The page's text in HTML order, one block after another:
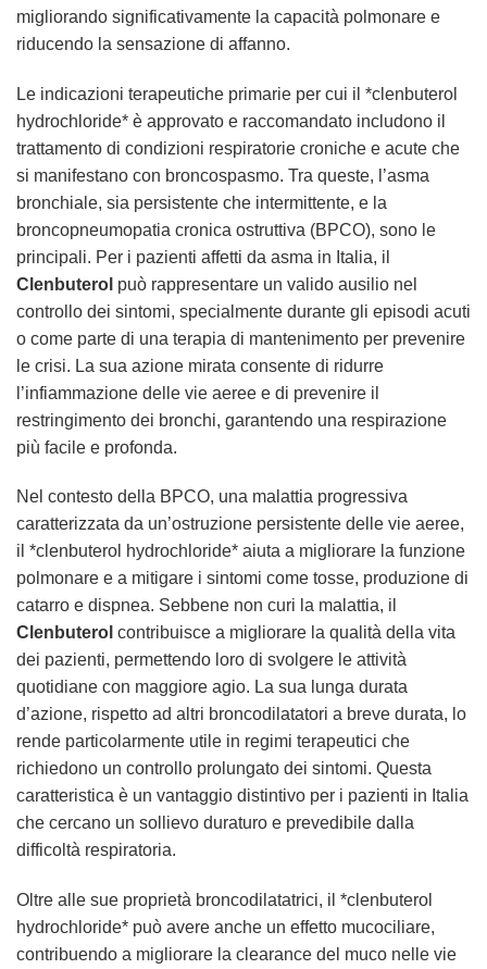
migliorando significativamente la capacità polmonare e
riducendo la sensazione di affanno.
Le indicazioni terapeutiche primarie per cui il *clenbuterol
hydrochloride* è approvato e raccomandato includono il
trattamento di condizioni respiratorie croniche e acute che
si manifestano con broncospasmo. Tra queste, l’asma
bronchiale, sia persistente che intermittente, e la
broncopneumopatia cronica ostruttiva (BPCO), sono le
principali. Per i pazienti affetti da asma in Italia, il
Clenbuterol può rappresentare un valido ausilio nel
controllo dei sintomi, specialmente durante gli episodi acuti
o come parte di una terapia di mantenimento per prevenire
le crisi. La sua azione mirata consente di ridurre
l’infiammazione delle vie aeree e di prevenire il
restringimento dei bronchi, garantendo una respirazione
più facile e profonda.
Nel contesto della BPCO, una malattia progressiva
caratterizzata da un’ostruzione persistente delle vie aeree,
il *clenbuterol hydrochloride* aiuta a migliorare la funzione
polmonare e a mitigare i sintomi come tosse, produzione di
catarro e dispnea. Sebbene non curi la malattia, il
Clenbuterol contribuisce a migliorare la qualità della vita
dei pazienti, permettendo loro di svolgere le attività
quotidiane con maggiore agio. La sua lunga durata
d’azione, rispetto ad altri broncodilatatori a breve durata, lo
rende particolarmente utile in regimi terapeutici che
richiedono un controllo prolungato dei sintomi. Questa
caratteristica è un vantaggio distintivo per i pazienti in Italia
che cercano un sollievo duraturo e prevedibile dalla
difficoltà respiratoria.
Oltre alle sue proprietà broncodilatatrici, il *clenbuterol
hydrochloride* può avere anche un effetto mucociliare,
contribuendo a migliorare la clearance del muco nelle vie